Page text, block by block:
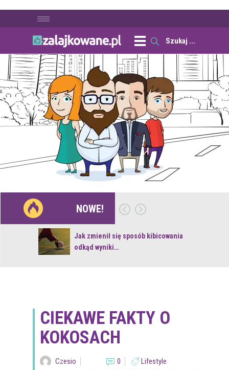
NOWE!
Jak zmienił się sposób kibicowania
odkąd wyniki…
CIEKAWE FAKTY O
KOKOSACH
Czesio 0 Lifestyle